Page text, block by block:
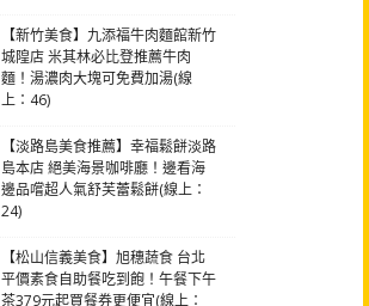
【新竹美食】九添福牛肉麵館新竹
城隍店 米其林必比登推薦牛肉
麵！湯濃肉大塊可免費加湯(線
上：46)
【淡路島美食推薦】幸福鬆餅淡路
島本店 絕美海景咖啡廳！邊看海
邊品嚐超人氣舒芙蕾鬆餅(線上：
24)
【松山信義美食】旭穗蔬食 台北
平價素食自助餐吃到飽！午餐下午
茶379元起買餐券更便宜(線上：